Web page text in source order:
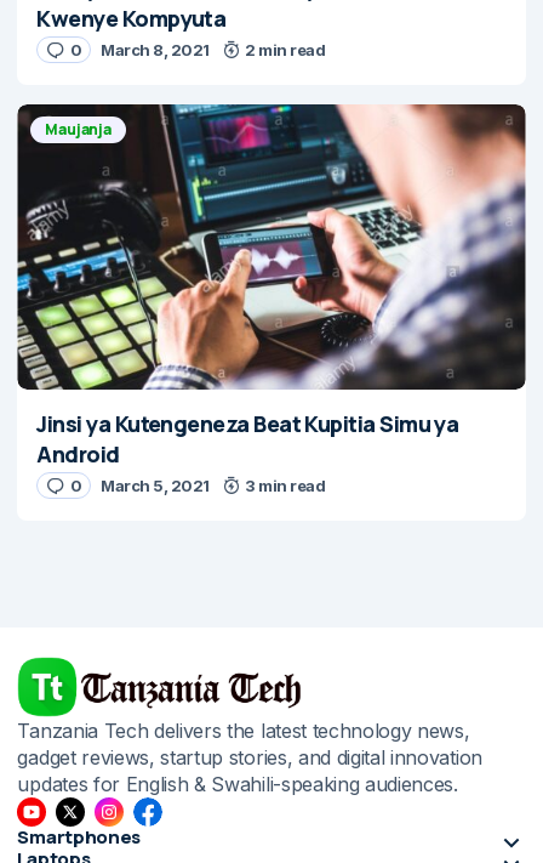
Kwenye Kompyuta
0 March 8, 2021 2 min read
Maujanja
Jinsi ya Kutengeneza Beat Kupitia Simu ya
Android
0 March 5, 2021 3 min read
Tanzania Tech delivers the latest technology news,
gadget reviews, startup stories, and digital innovation
updates for English & Swahili-speaking audiences.
Smartphones